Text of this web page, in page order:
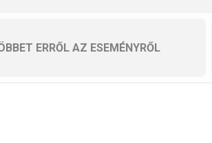
meg.
ERRŐL AZ ESEMÉNYRŐL